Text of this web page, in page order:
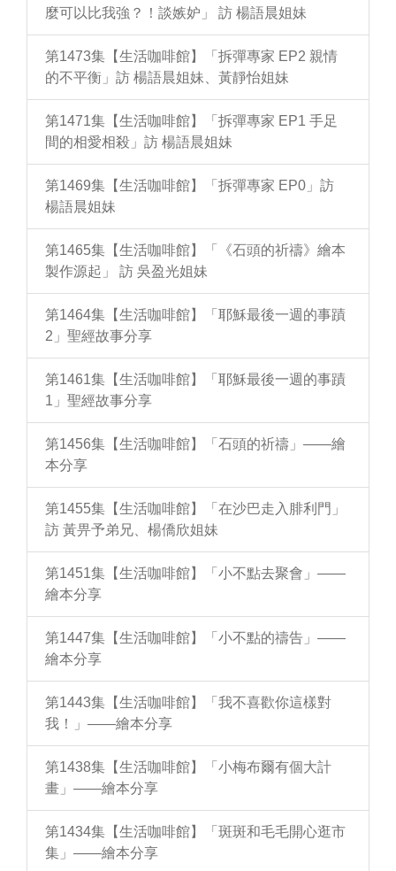
麼可以比我強？！談嫉妒」 訪 楊語晨姐妹
第1473集【生活咖啡館】「拆彈專家 EP2 親情
的不平衡」訪 楊語晨姐妹、黃靜怡姐妹
第1471集【生活咖啡館】「拆彈專家 EP1 手足
間的相愛相殺」訪 楊語晨姐妹
第1469集【生活咖啡館】「拆彈專家 EP0」訪
楊語晨姐妹
第1465集【生活咖啡館】「《石頭的祈禱》繪本
製作源起」 訪 吳盈光姐妹
第1464集【生活咖啡館】「耶穌最後一週的事蹟
2」聖經故事分享
第1461集【生活咖啡館】「耶穌最後一週的事蹟
1」聖經故事分享
第1456集【生活咖啡館】「石頭的祈禱」——繪
本分享
第1455集【生活咖啡館】「在沙巴走入腓利門」
訪 黃畀予弟兄、楊僑欣姐妹
第1451集【生活咖啡館】「小不點去聚會」——
繪本分享
第1447集【生活咖啡館】「小不點的禱告」——
繪本分享
第1443集【生活咖啡館】「我不喜歡你這樣對
我！」——繪本分享
第1438集【生活咖啡館】「小梅布爾有個大計
畫」——繪本分享
第1434集【生活咖啡館】「斑斑和毛毛開心逛市
集」——繪本分享